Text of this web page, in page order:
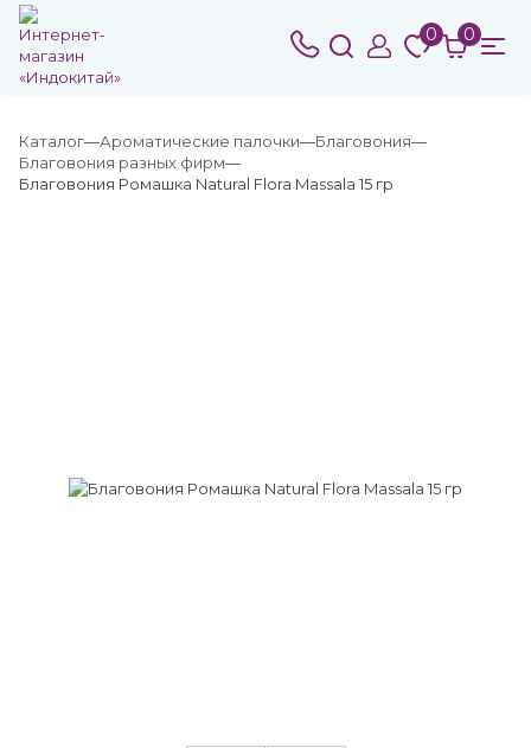
0 0
Каталог Ароматические палочки
Благовония
Благовония разных фирм
Благовония Ромашка Natural Flora Massala 15 гр